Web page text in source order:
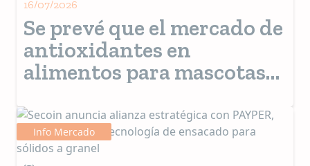
16/07/2026
Se prevé que el mercado de
antioxidantes en
alimentos para mascotas
dólares estadounidenses
Info Mercado